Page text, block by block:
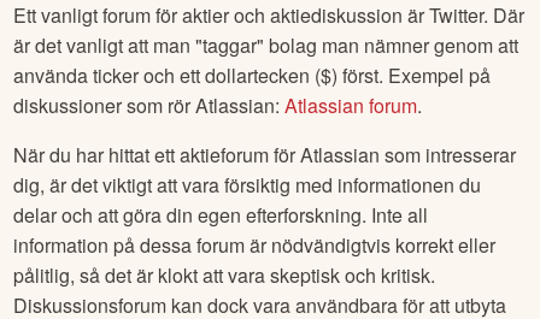
Ett vanligt forum för aktier och aktiediskussion är Twitter. Där
är det vanligt att man "taggar" bolag man nämner genom att
använda ticker och ett dollartecken ($) först. Exempel på
diskussioner som rörAtlassian:Atlassian forum.
När du har hittat ett aktieforum förAtlassian som intresserar
dig, är det viktigt att vara försiktig med informationen du
delar och att göra din egen efterforskning. Inte all
information på dessa forum är nödvändigtvis korrekt eller
pålitlig, så det är klokt att vara skeptisk och kritisk.
Diskussionsforum kan dock vara användbara för att utbyta